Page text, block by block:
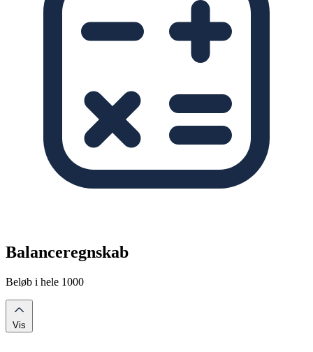
Balanceregnskab
Beløb i hele 1000
Vis